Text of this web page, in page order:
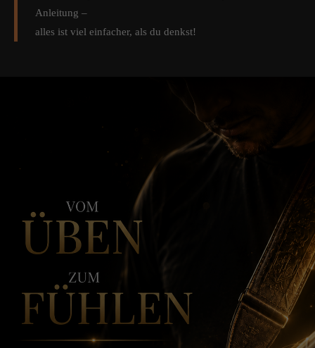
Anleitung –
alles ist viel einfacher, als du denkst!